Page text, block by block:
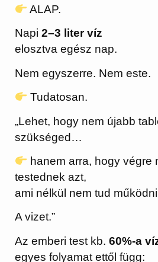
ALAP.
Napi2–3 liter víz
elosztva egész nap.
Nem egyszerre. Nem este.
Tudatosan.
„Lehet, hogy nem újabb
szükséged…
hanem arra, hogy végre
testednek azt,
ami nélkül nem tud
A vizet.”
Az emberi test kb.60%-a
egyes folyamat ettől függ: